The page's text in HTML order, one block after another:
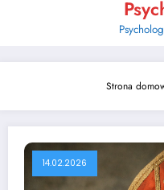
Strona
14.02.2026